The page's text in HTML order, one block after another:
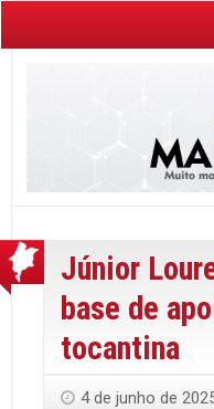
Júnior
base de
tocantina
4 de junho de